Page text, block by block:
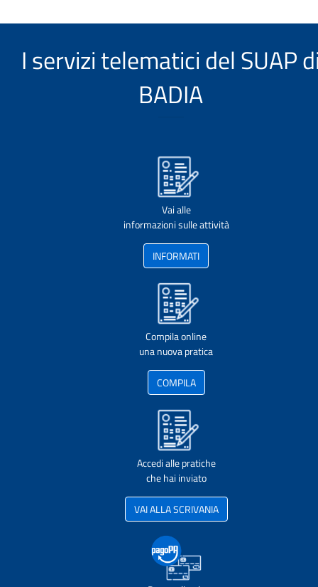
I servizi telematici del SUAP
BADIA
Vai alle
informazioni sulle attività
INFORMATI
Compila online
una nuova pratica
COMPILA
Accedi alle pratiche
che hai inviato
VAI ALLA SCRIVANIA